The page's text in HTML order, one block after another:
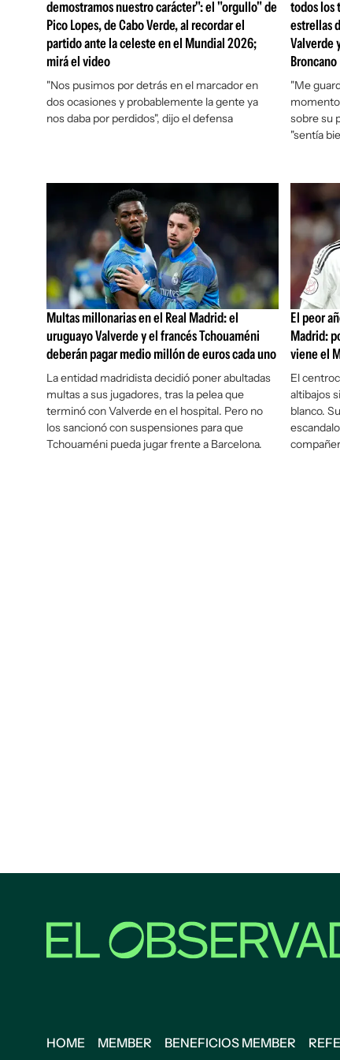
demostramos nuestro carácter": el "orgullo" de
Pico Lopes, de Cabo Verde, al recordar el
partido ante la celeste en el Mundial 2026;
mirá el video
"Nos pusimos por detrás en el marcador en
dos ocasiones y probablemente la gente ya
nos daba por perdidos", dijo el defensa
todos los
estrellas
Valverde
Broncano
"Me
momento
sobre su
"sentía
Multas millonarias en el Real Madrid: el
uruguayo Valverde y el francés Tchouaméni
deberán pagar medio millón de euros cada uno
La entidad madridista decidió poner abultadas
multas a sus jugadores, tras la pelea que
terminó con Valverde en el hospital. Pero no
los sancionó con suspensiones para que
Tchouaméni pueda jugar frente a Barcelona.
El peor
Madrid:
viene el
El
altibajos
blanco.
HOME MEMBER BENEFICIOS MEMBER